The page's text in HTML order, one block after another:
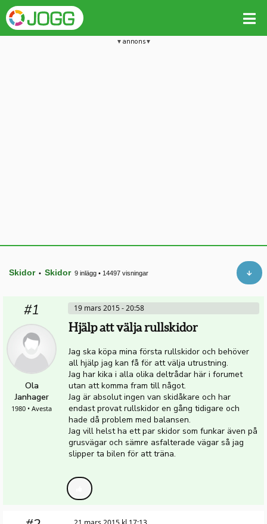
annons
Skidor • Skidor 9 inlägg • 14497 visningar
#1
Ola
Janhager
1980 • Avesta
19 mars 2015 - 20:58
Hjälp att välja rullskidor
Jag ska köpa mina första rullskidor och behöver
all hjälp jag kan få för att välja utrustning.
Jag har kika i alla olika deltrådar här i forumet
utan att komma fram till något.
Jag är absolut ingen van skidåkare och har
endast provat rullskidor en gång tidigare och
hade då problem med balansen.
Jag vill helst ha ett par skidor som funkar även på
grusvägar och sämre asfalterade vägar så jag
slipper ta bilen för att träna.